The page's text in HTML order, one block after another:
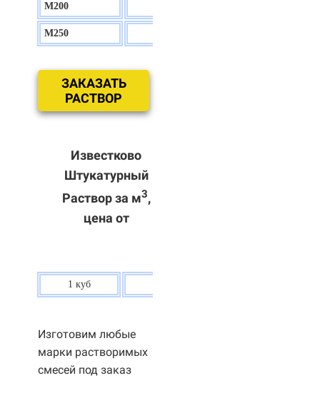
М200
М250
ЗАКАЗАТЬ
РАСТВОР
Известково
Штукатурный
Раствор за м3,
цена от
1 куб
Изготовим любые
марки растворимых
смесей под заказ